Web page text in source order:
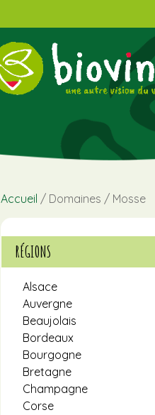
Accueil / Domaines / Mosse
RÉGIONS
Alsace
Auvergne
Beaujolais
Bordeaux
Bourgogne
Bretagne
Champagne
Corse